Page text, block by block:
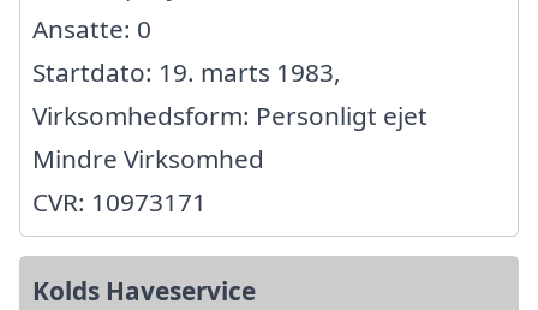
Ansatte: 0
Startdato: 19. marts 1983,
Virksomhedsform: Personligt ejet
Mindre Virksomhed
CVR: 10973171
Kolds Haveservice